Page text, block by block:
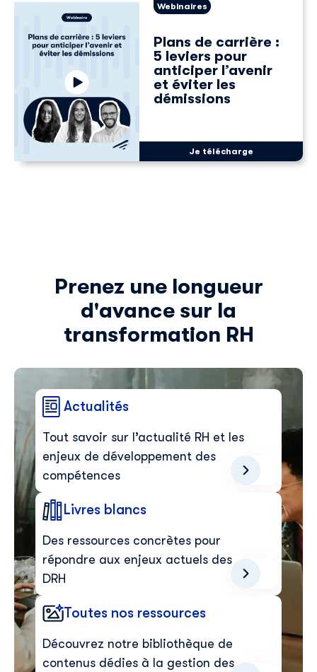
Découvrir Skillup
Prénom*
Nom*
E-mail professionnel
Téléphone*
Webinaires
Plans de carrière :
5 leviers pour
anticiper l’avenir
et éviter les
démissions
Je télécharge
Prenez une longueur
d'avance sur la
transformation RH
Actualités
Tout savoir sur l’actualité RH et les
enjeux de développement des
compétences
Livres blancs
Des ressources concrètes pour
répondre aux enjeux actuels des
DRH
Toutes nos ressources
Découvrez notre bibliothèque de
contenus dédies à la gestion des